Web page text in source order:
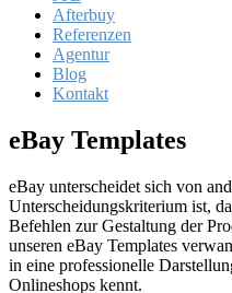
Afterbuy
Referenzen
Agentur
Blog
Kontakt
eBay Templates
eBay unterscheidet sich von
Unterscheidungskriterium ist,
Befehlen zur Gestaltung der
unseren eBay Templates
in eine professionelle
Onlineshops kennt.